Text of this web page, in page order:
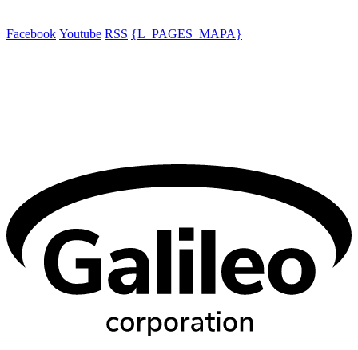
Facebook Youtube RSS {L_PAGES_MAPA}